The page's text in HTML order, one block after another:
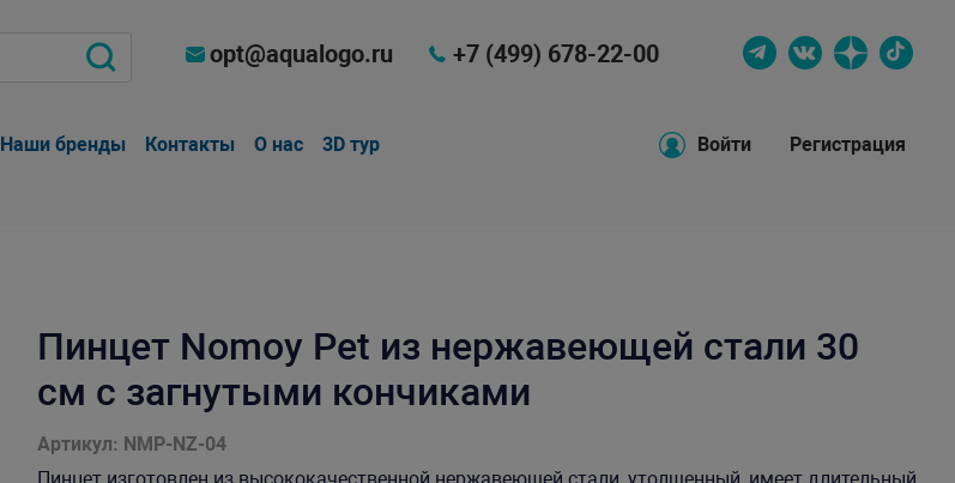
opt@aqualogo.ru +7 (499) 678-22-00
Наши бренды Контакты О нас 3D тур Войти Регистрация
Пинцет Nomoy Pet из нержавеющей стали 30
см с загнутыми кончиками
Артикул: NMP-NZ-04